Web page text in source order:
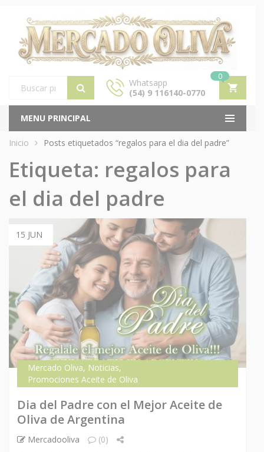
Products
search
Whatsapp
(54) 9 116140-0770
0
MENU PRINCIPAL
Inicio Posts etiquetados “regalos para el dia del padre”
Etiqueta: regalos para
el dia del padre
15 JUN
Mercado Oliva, Noticias,
Promociones Aceite de Oliva
Dia del Padre con el Mejor Aceite de
Oliva de Argentina
Mercadooliva
(0)